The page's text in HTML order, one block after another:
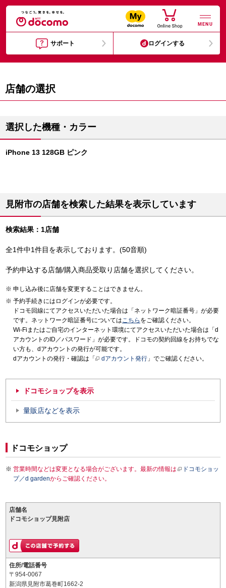
MENU
サポート ログインする
店舗の選択
選択した機種・カラー
iPhone 13 128GB ピンク
見附市の店舗を検索した結果を表示しています
検索結果：1店舗
全1件中1件目を表示しております。(50音順)
予約申込する店舗/購入商品受取り店舗を選択してください。
申し込み後に店舗を変更することはできません。
予約手続きにはログインが必要です。
ドコモ回線にてアクセスいただいた場合は「ネットワーク暗証番号」が必要
です。ネットワーク暗証番号についてはこちら をご確認ください。
Wi-Fiまたはご自宅のインターネット環境にてアクセスいただいた場合は「d
アカウントのID／パスワード」が必要です。ドコモの契約回線をお持ちでな
い方も、dアカウントの発行が可能です。
dアカウントの発行・確認は「
dアカウント発行 」でご確認ください。
ドコモショップを表示
量販店などを表示
ドコモショップ
営業時間などは変更となる場合がございます。最新の情報は
ドコモショッ
プ／d gardenからご確認ください。
店舗名
ドコモショップ見附店
住所/電話番号
〒954-0067
新潟県見附市葛巻町1662-2